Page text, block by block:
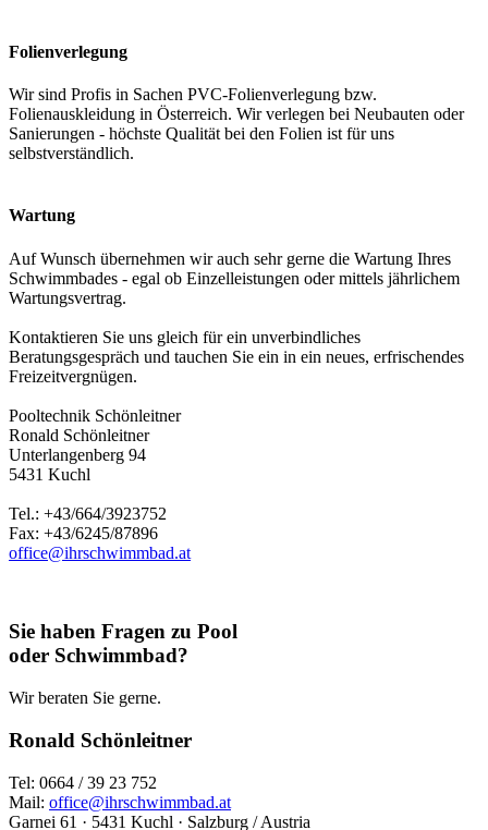
Folienverlegung
Wir sind Profis in Sachen PVC-Folienverlegung bzw.
Folienauskleidung in Österreich. Wir verlegen bei Neubauten oder
Sanierungen - höchste Qualität bei den Folien ist für uns
selbstverständlich.
Wartung
Auf Wunsch übernehmen wir auch sehr gerne die Wartung Ihres
Schwimmbades - egal ob Einzelleistungen oder mittels jährlichem
Wartungsvertrag.
Kontaktieren Sie uns gleich für ein unverbindliches
Beratungsgespräch und tauchen Sie ein in ein neues, erfrischendes
Freizeitvergnügen.
Pooltechnik Schönleitner
Ronald Schönleitner
Unterlangenberg 94
5431 Kuchl
Tel.: +43/664/3923752
Fax: +43/6245/87896
office@ihrschwimmbad.at
Sie haben Fragen zu Pool
oder Schwimmbad?
Wir beraten Sie gerne.
Ronald Schönleitner
Tel: 0664 / 39 23 752
Mail: office@ihrschwimmbad.at
Garnei 61 · 5431 Kuchl · Salzburg / Austria